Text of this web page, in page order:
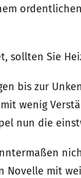
sollten Sie
bis zur
wenig
nun die
mit